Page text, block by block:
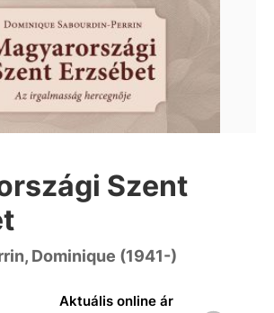
Szent
Dominique (1941-)
Aktuális online ár